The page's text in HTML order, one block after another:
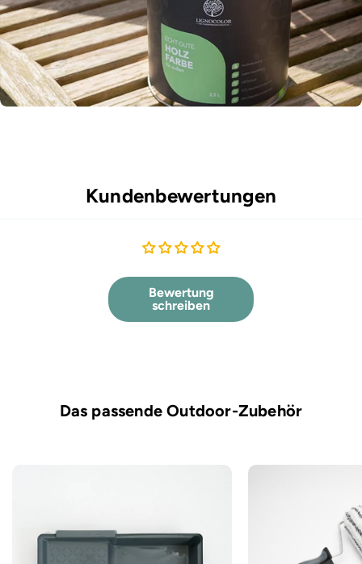
Kundenbewertungen
Bewertung
schreiben
Das passende Outdoor-Zubehör